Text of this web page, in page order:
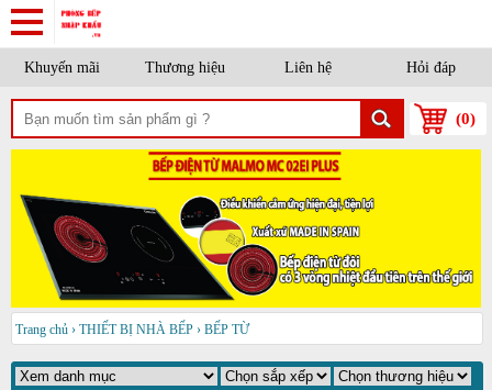
Khuyến mãi Thương hiệu Liên hệ Hỏi đáp
(0)
Trang chủ › THIẾT BỊ NHÀ BẾP › BẾP TỪ